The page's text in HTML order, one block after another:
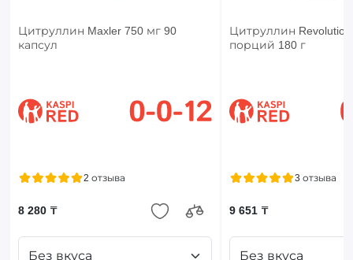
Цитруллин Maxler 750 мг 90
капсул
2 отзыва
8 280 ₸
Без вкуса
Цитруллин Revolution
порций 180 г
3 отзыва
9 651 ₸
Без вкуса